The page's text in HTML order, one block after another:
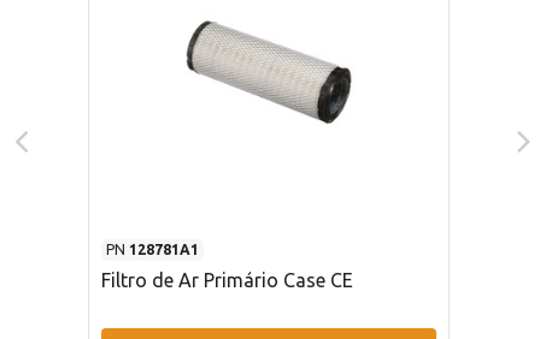
PN 128781A1
Filtro de Ar Primário Case CE